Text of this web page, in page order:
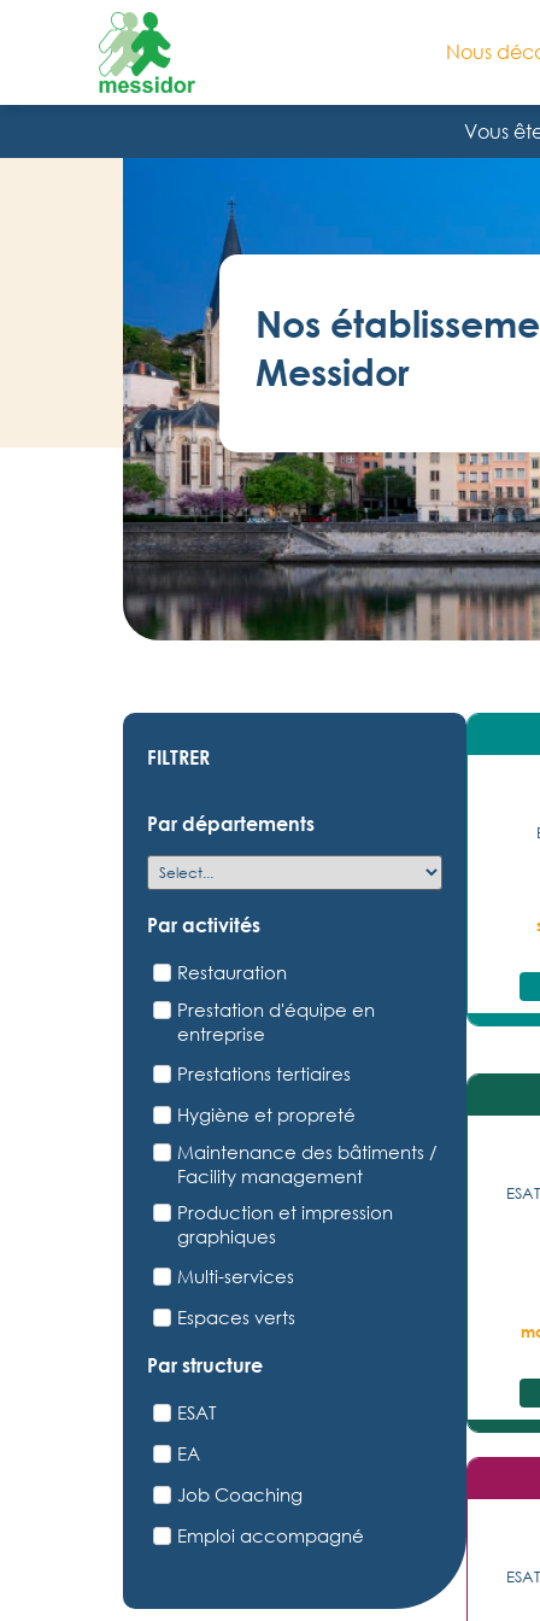
Nous
Vous
Nos
Messidor
FILTRER
Par départements
Par activités
Restauration
Prestation d'équipe en
entreprise
Prestations tertiaires
Hygiène et propreté
Maintenance des bâtiments /
Facility management
Production et impression
graphiques
Multi-services
Espaces verts
Par structure
ESAT
EA
Job Coaching
Emploi accompagné